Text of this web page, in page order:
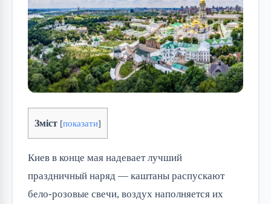
Зміст [показати]
Киев в конце мая надевает лучший
праздничный наряд — каштаны распускают
бело-розовые свечи, воздух наполняется их